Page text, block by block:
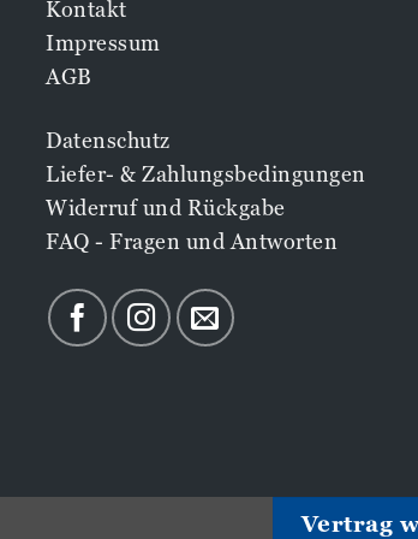
Kontakt
Impressum
AGB
Datenschutz
Liefer- & Zahlungsbedingungen
Widerruf und Rückgabe
FAQ - Fragen und Antworten
Vertrag